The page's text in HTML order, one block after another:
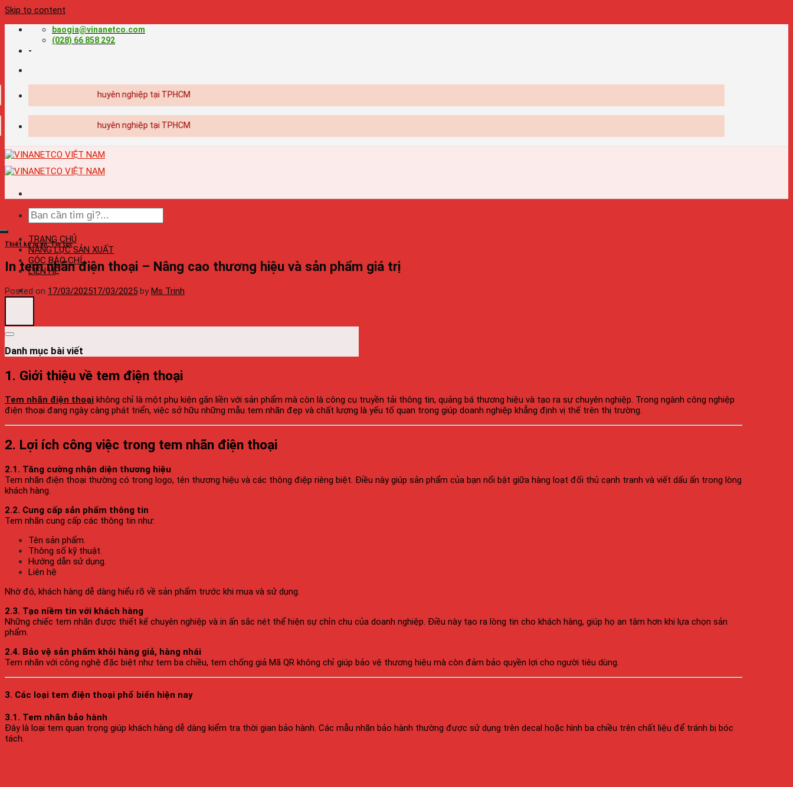
Skip to content
baogia@vinanetco.com
(028) 66 858 292
-
kế - in ấn chuyên nghiệp tại TPHCM
kế - in ấn chuyên nghiệp tại TPHCM
TRANG CHỦ
NĂNG LỰC SẢN XUẤT
GÓC BÁO CHÍ
LIÊN HỆ
Thiết kế in ấn,Tin tức
In tem nhãn điện thoại – Nâng cao thương hiệu và sản phẩm giá trị
Posted on 17/03/202517/03/2025 byMs Trinh
Danh mục bài viết
1. Giới thiệu về tem điện thoại
Tem nhãn điện thoại không chỉ là một phụ kiện gắn liền với sản phẩm mà còn là công cụ truyền tải thông tin, quảng bá thương hiệu và tạo ra sự chuyên nghiệp. Trong ngành công nghiệp
điện thoại đang ngày càng phát triển, việc sở hữu những mẫu tem nhãn đẹp và chất lượng là yếu tố quan trọng giúp doanh nghiệp khẳng định vị thế trên thị trường.
2. Lợi ích công việc trong tem nhãn điện thoại
2.1. Tăng cường nhận diện thương hiệu
Tem nhãn điện thoại thường có trong logo, tên thương hiệu và các thông điệp riêng biệt. Điều này giúp sản phẩm của bạn nổi bật giữa hàng loạt đối thủ cạnh tranh và viết dấu ấn trong lòng
khách hàng.
2.2. Cung cấp sản phẩm thông tin
Tem nhãn cung cấp các thông tin như:
Tên sản phẩm.
Thông số kỹ thuật.
Hướng dẫn sử dụng.
Liên hệ
Nhờ đó, khách hàng dễ dàng hiểu rõ về sản phẩm trước khi mua và sử dụng.
2.3. Tạo niềm tin với khách hàng
Những chiếc tem nhãn được thiết kế chuyên nghiệp và in ấn sắc nét thể hiện sự chỉn chu của doanh nghiệp. Điều này tạo ra lòng tin cho khách hàng, giúp họ an tâm hơn khi lựa chọn sản
phẩm.
2.4. Bảo vệ sản phẩm khỏi hàng giả, hàng nhái
Tem nhãn với công nghệ đặc biệt như tem ba chiều, tem chống giả Mã QR không chỉ giúp bảo vệ thương hiệu mà còn đảm bảo quyền lợi cho người tiêu dùng.
3. Các loại tem điện thoại phổ biến hiện nay
3.1. Tem nhãn bảo hành
Đây là loại tem quan trọng giúp khách hàng dễ dàng kiểm tra thời gian bảo hành. Các mẫu nhãn bảo hành thường được sử dụng trên decal hoặc hình ba chiều trên chất liệu để tránh bị bóc
tách.